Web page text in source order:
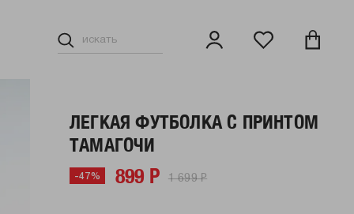
ЛЕГКАЯ ФУТБОЛКА С ПРИНТОМ
ТАМАГОЧИ
-47% 899 Р 1 699 Р